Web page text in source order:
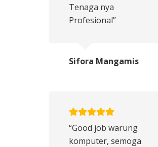
Tenaga nya
Profesional”
Sifora Mangamis
“Good job warung
komputer, semoga